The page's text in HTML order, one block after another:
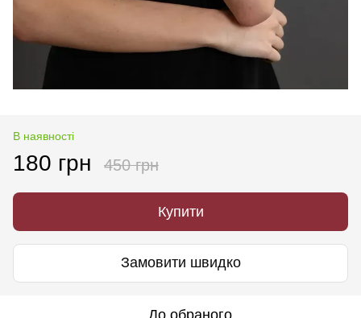
В наявності
180 грн 450 грн
Купити
Замовити швидко
До обраного